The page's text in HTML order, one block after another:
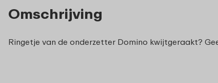
Omschrijving
Ringetje van de onderzetter Domino kwijtgeraakt?